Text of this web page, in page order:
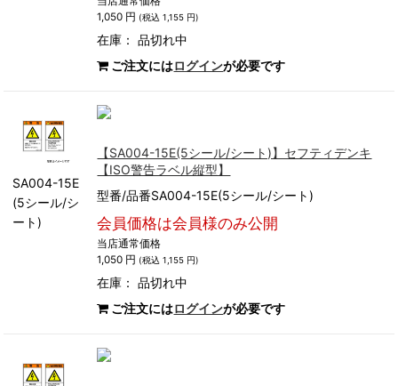
1,050 円 (税込 1,155 円)
在庫：品切れ中
ご注文にはログインが必要です
SA004-15E
(5シール/シ
ート)
【SA004-15E(5シール/シート)】セフティデンキ
【ISO警告ラベル縦型】
型番/品番SA004-15E(5シール/シート)
会員価格は会員様のみ公開
当店通常価格
1,050 円 (税込 1,155 円)
在庫：品切れ中
ご注文にはログインが必要です